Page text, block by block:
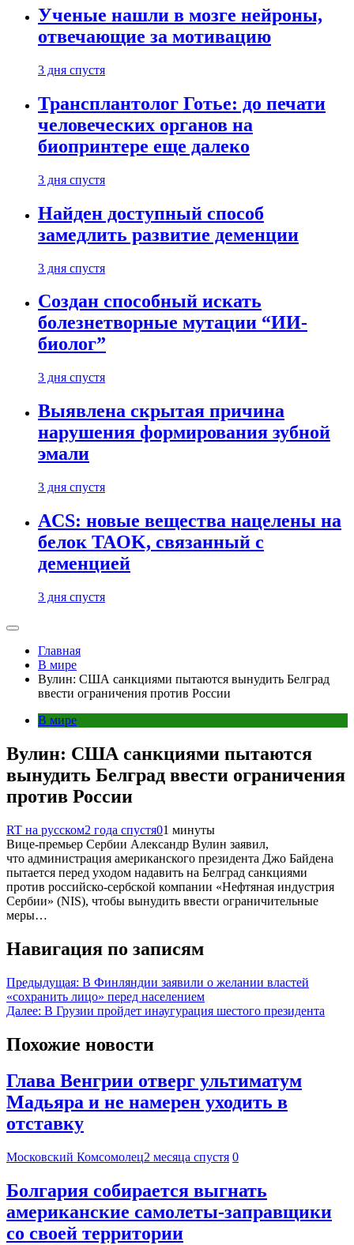
Ученые нашли в мозге нейроны,
отвечающие за мотивацию
3 дня спустя
Трансплантолог Готье: до печати
человеческих органов на
биопринтере еще далеко
3 дня спустя
Найден доступный способ
замедлить развитие деменции
3 дня спустя
Создан способный искать
болезнетворные мутации “ИИ-
биолог”
3 дня спустя
Выявлена скрытая причина
нарушения формирования зубной
эмали
3 дня спустя
ACS: новые вещества нацелены на
белок TAOK, связанный с
деменцией
3 дня спустя
Главная
В мире
Вулин: США санкциями пытаются вынудить Белград
ввести ограничения против России
В мире
Вулин: США санкциями пытаются
вынудить Белград ввести ограничения
против России
RT на русском2 года спустя01 минуты
Вице-премьер Сербии Александр Вулин заявил,
что администрация американского президента Джо Байдена
пытается перед уходом надавить на Белград санкциями
против российско-сербской компании «Нефтяная индустрия
Сербии» (NIS), чтобы вынудить ввести ограничительные
меры…
Навигация по записям
Предыдущая: В Финляндии заявили о желании властей
«сохранить лицо» перед населением
Далее: В Грузии пройдет инаугурация шестого президента
Похожие новости
Глава Венгрии отверг ультиматум
Мадьяра и не намерен уходить в
отставку
Московский Комсомолец2 месяца спустя 0
Болгария собирается выгнать
американские самолеты-заправщики
со своей территории